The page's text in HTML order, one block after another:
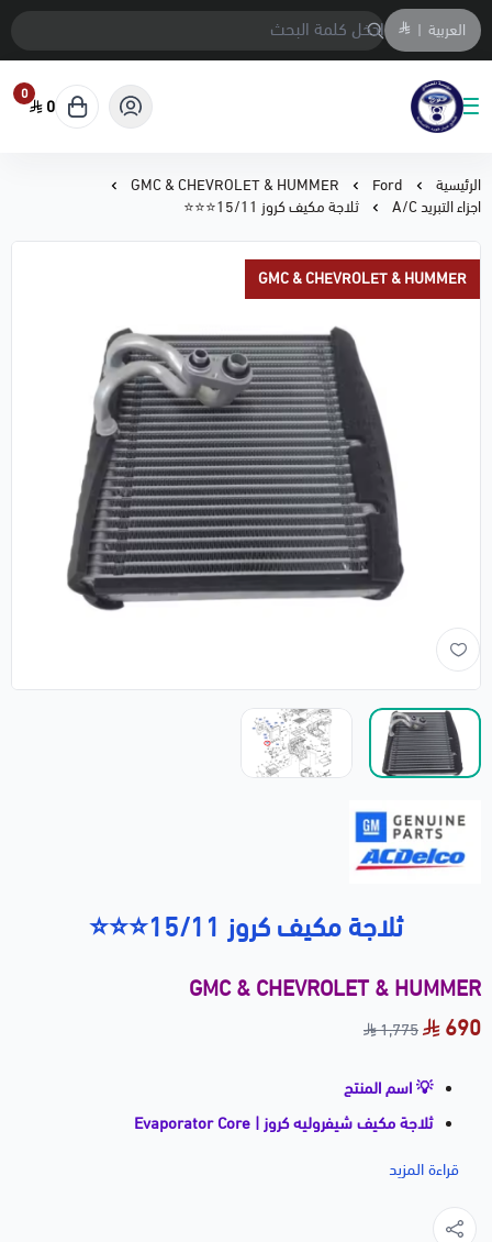
العربية |
متجر المحمادي لقطع السيارات
0
0
الرئيسية Ford
GMC & CHEVROLET & HUMMER
اجزاء التبريد A/C
ثلاجة مكيف كروز 15/11⭐⭐⭐
GMC & CHEVROLET & HUMMER
ثلاجة مكيف كروز 15/11⭐⭐⭐
GMC & CHEVROLET & HUMMER
690
1,775
💡 اسم المنتج
ثلاجة مكيف شيفروليه كروز | Evaporator Core
موديلات 2011–2016
قراءة المزيد